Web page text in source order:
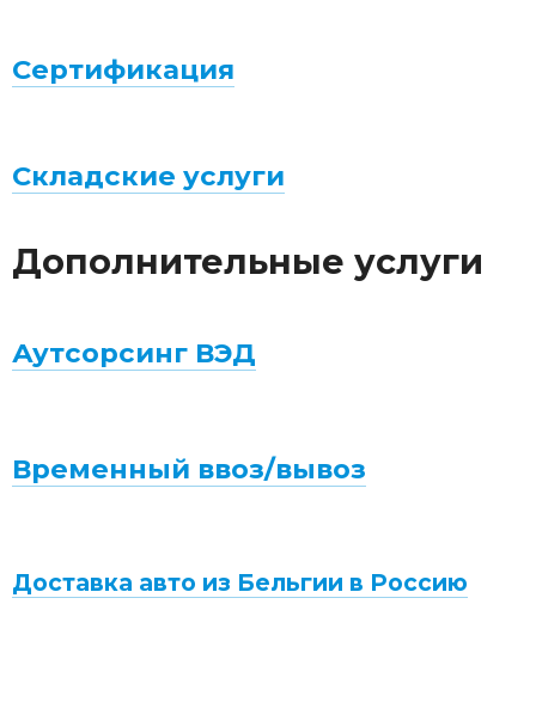
Сертификация
Складские услуги
Дополнительные услуги
Аутсорсинг ВЭД
Временный ввоз/вывоз
Доставка авто из Бельгии в Россию